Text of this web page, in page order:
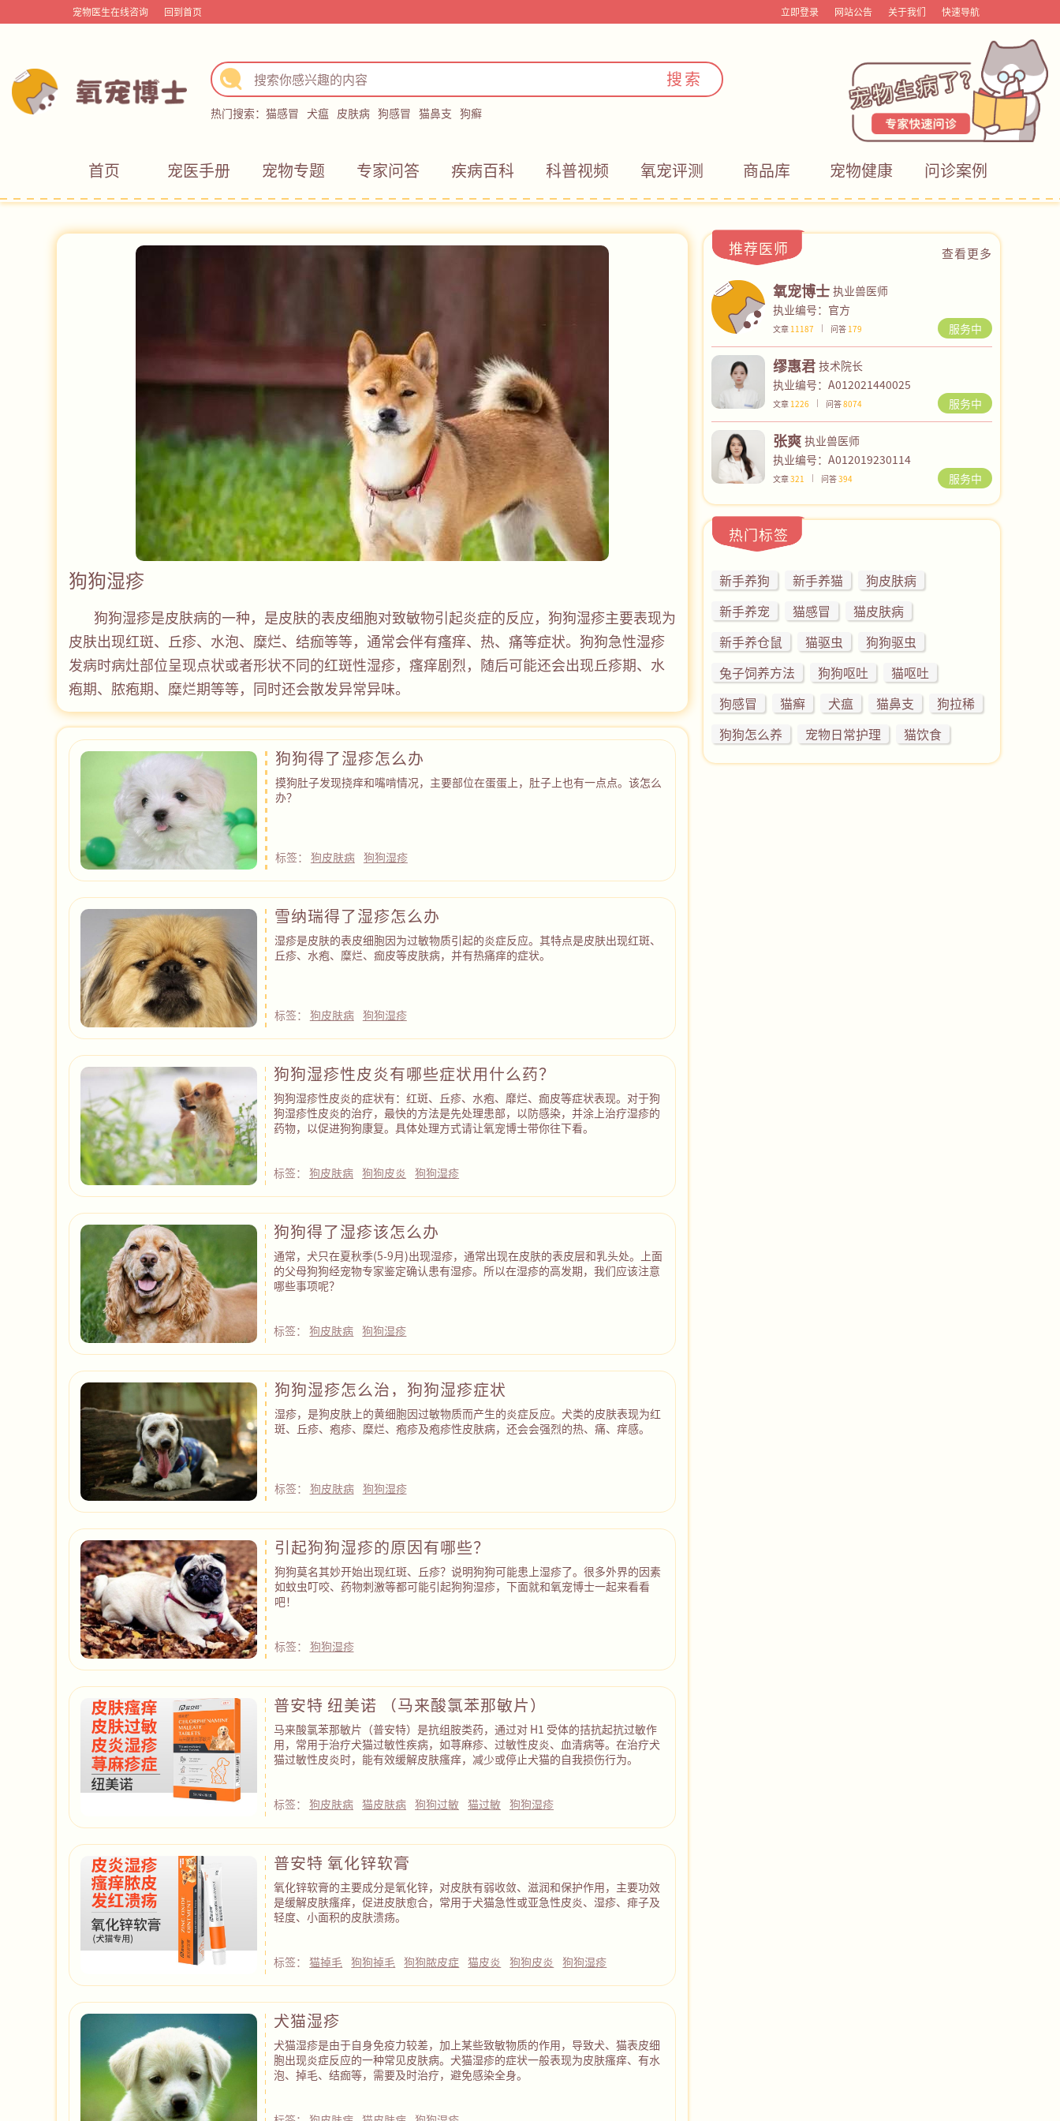
宠物医生在线咨询 回到首页 立即登录 网站公告 关于我们 快速导航
搜索
热门搜索： 猫感冒 犬瘟 皮肤病 狗感冒 猫鼻支 狗癣
首页 宠医手册 宠物专题 专家问答 疾病百科 科普视频 氧宠评测 商品库 宠物健康 问诊案例
狗狗湿疹
狗狗湿疹是皮肤病的一种，是皮肤的表皮细胞对致敏物引起炎症的反应，狗狗湿疹主要表现为
皮肤出现红斑、丘疹、水泡、糜烂、结痂等等，通常会伴有瘙痒、热、痛等症状。狗狗急性湿疹
发病时病灶部位呈现点状或者形状不同的红斑性湿疹，瘙痒剧烈，随后可能还会出现丘疹期、水
疱期、脓疱期、糜烂期等等，同时还会散发异常异味。
狗狗得了湿疹怎么办
摸狗肚子发现挠痒和嘴啃情况，主要部位在蛋蛋上，肚子上也有一点点。该怎么
办？
标签： 狗皮肤病 狗狗湿疹
雪纳瑞得了湿疹怎么办
湿疹是皮肤的表皮细胞因为过敏物质引起的炎症反应。其特点是皮肤出现红斑、
丘疹、水疱、糜烂、痂皮等皮肤病，并有热痛痒的症状。
标签： 狗皮肤病 狗狗湿疹
狗狗湿疹性皮炎有哪些症状用什么药？
狗狗湿疹性皮炎的症状有：红斑、丘疹、水疱、靡烂、痂皮等症状表现。对于狗
狗湿疹性皮炎的治疗，最快的方法是先处理患部，以防感染，并涂上治疗湿疹的
药物，以促进狗狗康复。具体处理方式请让氧宠博士带你往下看。
标签：狗皮肤病 狗狗皮炎 狗狗湿疹
狗狗得了湿疹该怎么办
通常，犬只在夏秋季(5-9月)出现湿疹，通常出现在皮肤的表皮层和乳头处。上面
的父母狗狗经宠物专家鉴定确认患有湿疹。所以在湿疹的高发期，我们应该注意
哪些事项呢？
标签：狗皮肤病 狗狗湿疹
狗狗湿疹怎么治，狗狗湿疹症状
湿疹，是狗皮肤上的黄细胞因过敏物质而产生的炎症反应。犬类的皮肤表现为红
斑、丘疹、疱疹、糜烂、疱疹及疱疹性皮肤病，还会会强烈的热、痛、痒感。
标签： 狗皮肤病 狗狗湿疹
引起狗狗湿疹的原因有哪些？
狗狗莫名其妙开始出现红斑、丘疹？说明狗狗可能患上湿疹了。很多外界的因素
如蚊虫叮咬、药物刺激等都可能引起狗狗湿疹，下面就和氧宠博士一起来看看
吧！
标签： 狗狗湿疹
普安特 纽美诺 （马来酸氯苯那敏片）
马来酸氯苯那敏片（普安特）是抗组胺类药，通过对 H1 受体的拮抗起抗过敏作
用，常用于治疗犬猫过敏性疾病，如荨麻疹、过敏性皮炎、血清病等。在治疗犬
猫过敏性皮炎时，能有效缓解皮肤瘙痒，减少或停止犬猫的自我损伤行为。
标签：狗皮肤病 猫皮肤病 狗狗过敏 猫过敏 狗狗湿疹
普安特 氧化锌软膏
氧化锌软膏的主要成分是氧化锌，对皮肤有弱收敛、滋润和保护作用，主要功效
是缓解皮肤瘙痒，促进皮肤愈合，常用于犬猫急性或亚急性皮炎、湿疹、痱子及
轻度、小面积的皮肤溃疡。
标签：猫掉毛 狗狗掉毛 狗狗脓皮症 猫皮炎 狗狗皮炎 狗狗湿疹
犬猫湿疹
犬猫湿疹是由于自身免疫力较差，加上某些致敏物质的作用，导致犬、猫表皮细
胞出现炎症反应的一种常见皮肤病。犬猫湿疹的症状一般表现为皮肤瘙痒、有水
泡、掉毛、结痂等，需要及时治疗，避免感染全身。
推荐医师 查看更多
氧宠博士 执业兽医师
执业编号：官方
文章 11187 问答 179 服务中
缪惠君 技术院长
执业编号：A012021440025
文章 1226 问答8074 服务中
张爽 执业兽医师
执业编号：A012019230114
文章321 问答394 服务中
热门标签
新手养狗 新手养猫
狗皮肤病
新手养宠
猫感冒
猫皮肤病
新手养仓鼠
猫驱虫
狗狗驱虫
兔子饲养方法
狗狗呕吐
猫呕吐
狗感冒
猫癣 犬瘟 猫鼻支
狗拉稀
狗狗怎么养
宠物日常护理 猫饮食